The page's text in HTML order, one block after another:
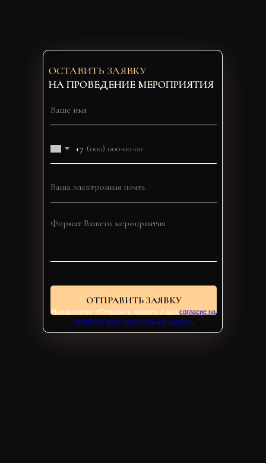
+7
ОТПРАВИТЬ ЗАЯВКУ
ОСТАВИТЬ ЗАЯВКУ
НА ПРОВЕДЕНИЕ МЕРОПРИЯТИЯ
Нажав кнопку «Отправить заявку», я даю согласие на
обработку моих персональных данных